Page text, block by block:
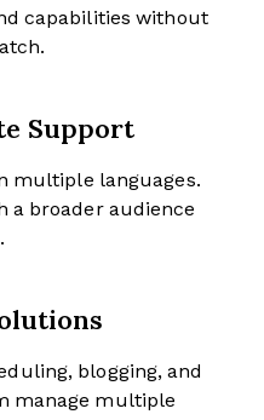
capabilities without
Support
multiple languages.
a broader audience
blogging, and
manage multiple